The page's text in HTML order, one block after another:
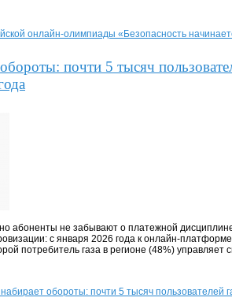
онлайн-олимпиады «Безопасность
почти 5 тысяч
абоненты не забывают о платежной
с января 2026 года к онлайн-
потребитель газа в регионе (48%) управляет
обороты: почти 5 тысяч пользователей